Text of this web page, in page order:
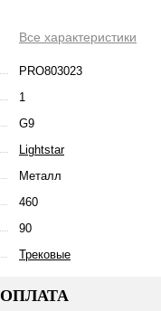
Все характеристики
PRO803023
1
G9
Lightstar
Металл
460
90
Трековые
ОПЛАТА